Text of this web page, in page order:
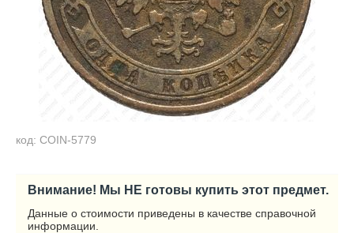
код: COIN-5779
Внимание! Мы НЕ готовы купить этот предмет.
Данные о стоимости приведены в качестве справочной
информации.